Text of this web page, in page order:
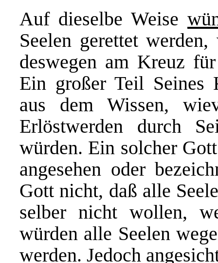
Auf dieselbe Weise
Seelen gerettet
deswegen am Kreuz
Ein großer Teil Seines
aus dem Wissen,
Erlöstwerden durch
würden. Ein solcher
angesehen oder
Gott nicht, daß alle
selber nicht wollen,
würden alle Seelen
werden. Jedoch